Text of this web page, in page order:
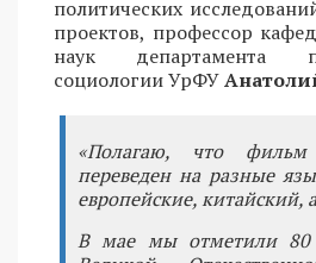
политических
проектов, профессор
наук департамента
социологии УрФУ
«Полагаю, что
переведен на разные
европейские, китайский,
В мае мы отметили 80